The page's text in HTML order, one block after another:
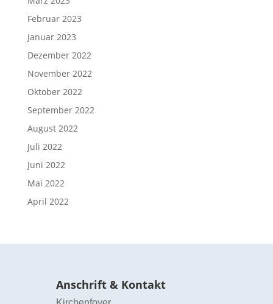
Februar 2023
Januar 2023
Dezember 2022
November 2022
Oktober 2022
September 2022
August 2022
Juli 2022
Juni 2022
Mai 2022
April 2022
Anschrift & Kontakt